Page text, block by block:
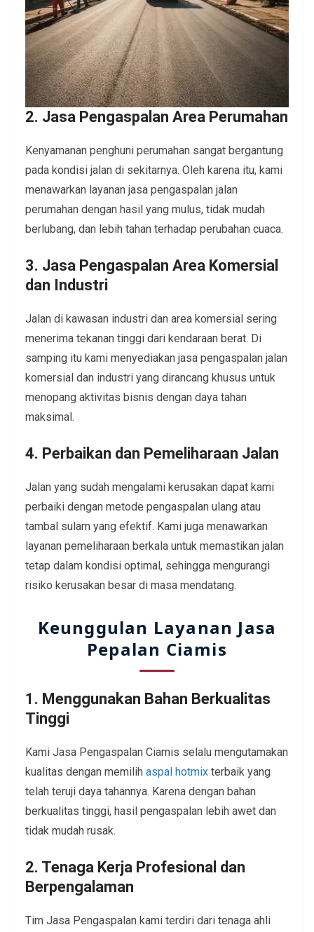
2. Jasa Pengaspalan Area Perumahan
Kenyamanan penghuni perumahan sangat bergantung
pada kondisi jalan di sekitarnya. Oleh karena itu, kami
menawarkan layanan jasa pengaspalan jalan
perumahan dengan hasil yang mulus, tidak mudah
berlubang, dan lebih tahan terhadap perubahan cuaca.
3. Jasa Pengaspalan Area Komersial
dan Industri
Jalan di kawasan industri dan area komersial sering
menerima tekanan tinggi dari kendaraan berat. Di
samping itu kami menyediakan jasa pengaspalan jalan
komersial dan industri yang dirancang khusus untuk
menopang aktivitas bisnis dengan daya tahan
maksimal.
4. Perbaikan dan Pemeliharaan Jalan
Jalan yang sudah mengalami kerusakan dapat kami
perbaiki dengan metode pengaspalan ulang atau
tambal sulam yang efektif. Kami juga menawarkan
layanan pemeliharaan berkala untuk memastikan jalan
tetap dalam kondisi optimal, sehingga mengurangi
risiko kerusakan besar di masa mendatang.
Keunggulan Layanan Jasa
Pepalan Ciamis
1. Menggunakan Bahan Berkualitas
Tinggi
Kami Jasa Pengaspalan Ciamis selalu mengutamakan
kualitas dengan memilih aspal hotmix terbaik yang
telah teruji daya tahannya. Karena dengan bahan
berkualitas tinggi, hasil pengaspalan lebih awet dan
tidak mudah rusak.
2. Tenaga Kerja Profesional dan
Berpengalaman
Tim Jasa Pengaspalan kami terdiri dari tenaga ahli